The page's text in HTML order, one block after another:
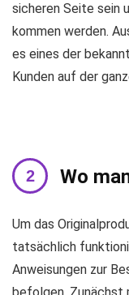
sicheren Seite sein
kommen werden.
es eines der
Kunden auf der
Wo
Um das
tatsächlich
Anweisungen zur